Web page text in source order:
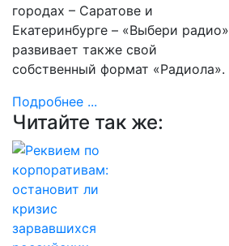
городах – Саратове и
Екатеринбурге – «Выбери радио»
развивает также свой
собственный формат «Радиола».
Подробнее ...
Читайте так же: